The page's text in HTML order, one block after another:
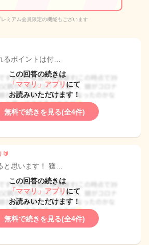
ミアム会員限定の機能もございます
るポイントは付…
この回答の続きは
「ママリ」アプリ にて
お読みいただけます！
無料で続きを見る(全4件)
🔰
と思います！ 獲…
この回答の続きは
「ママリ」アプリ にて
お読みいただけます！
無料で続きを見る(全4件)